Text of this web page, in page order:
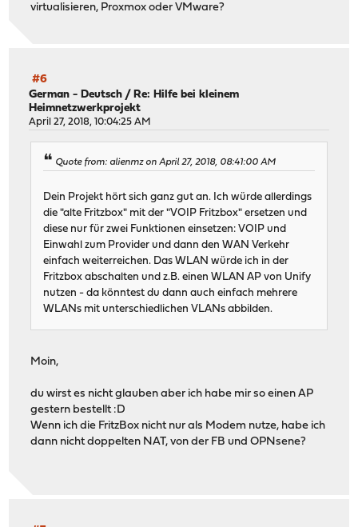
virtualisieren, Proxmox oder VMware?
#6
German - Deutsch / Re: Hilfe bei kleinem
Heimnetzwerkprojekt
April 27, 2018, 10:04:25 AM
Quote from: alienmz on April 27, 2018, 08:41:00 AM
Dein Projekt hört sich ganz gut an. Ich würde allerdings
die "alte Fritzbox" mit der "VOIP Fritzbox" ersetzen und
diese nur für zwei Funktionen einsetzen: VOIP und
Einwahl zum Provider und dann den WAN Verkehr
einfach weiterreichen. Das WLAN würde ich in der
Fritzbox abschalten und z.B. einen WLAN AP von Unify
nutzen - da könntest du dann auch einfach mehrere
WLANs mit unterschiedlichen VLANs abbilden.
Moin,
du wirst es nicht glauben aber ich habe mir so einen AP
gestern bestellt :D
Wenn ich die FritzBox nicht nur als Modem nutze, habe ich
dann nicht doppelten NAT, von der FB und OPNsene?